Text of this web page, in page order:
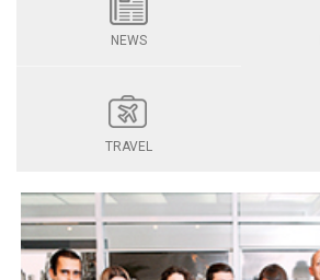
NEWS
TRAVEL